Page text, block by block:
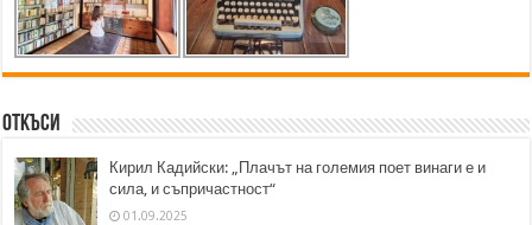
Откъси
Кирил Кадийски: „Плачът на големия поет винаги е и
сила, и съпричастност“
01.09.2025